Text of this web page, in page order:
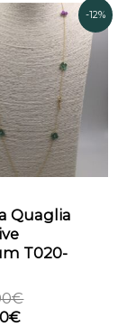
-12%
Quaglia
T020-
€
Il
prezzo
originale
era:
2.050,00€.
€
Il
prezzo
attuale
è:
1.800,00€.